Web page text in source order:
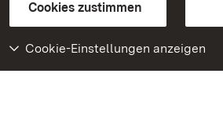
Cookies zustimmen
Cookie-Einstellungen anzeigen
BITV-konform (geprüfte Seiten)
Weiteres